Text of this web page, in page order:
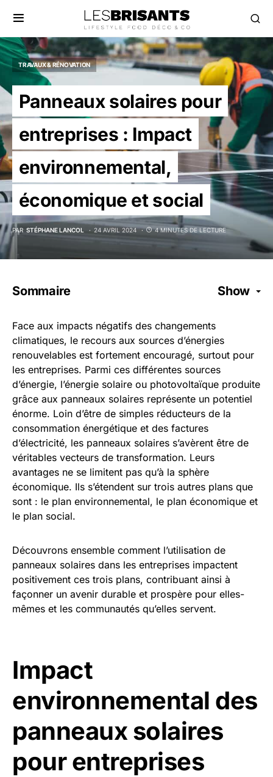
TRAVAUX & RÉNOVATION
Panneaux solaires pour
entreprises : Impact
environnemental,
économique et social
PAR STÉPHANE LANCOL 24 AVRIL 2024 4 MINUTES DE LECTURE
Sommaire Show
Face aux impacts négatifs des changements
climatiques, le recours aux sources d’énergies
renouvelables est fortement encouragé, surtout pour
les entreprises. Parmi ces différentes sources
d’énergie, l’énergie solaire ou photovoltaïque produite
grâce aux panneaux solaires représente un potentiel
énorme. Loin d’être de simples réducteurs de la
consommation énergétique et des factures
d’électricité, les panneaux solaires s’avèrent être de
véritables vecteurs de transformation. Leurs
avantages ne se limitent pas qu’à la sphère
économique. Ils s’étendent sur trois autres plans que
sont : le plan environnemental, le plan économique et
le plan social.
Découvrons ensemble comment l’utilisation de
panneaux solaires dans les entreprises impactent
positivement ces trois plans, contribuant ainsi à
façonner un avenir durable et prospère pour elles-
mêmes et les communautés qu’elles servent.
Impact
environnemental des
panneaux solaires
pour entreprises